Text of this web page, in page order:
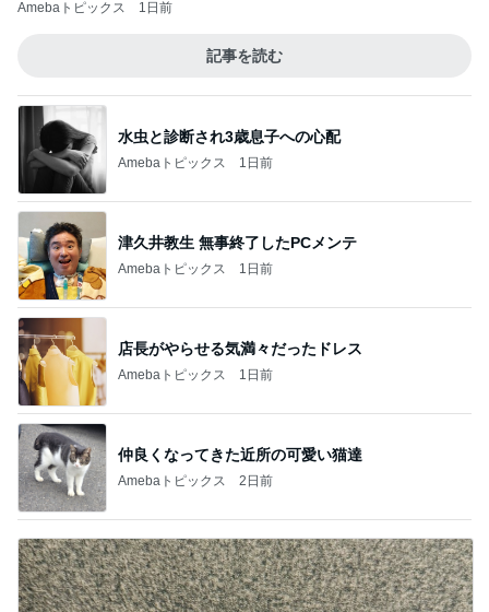
Amebaトピックス 1日前
記事を読む
水虫と診断され3歳息子への心配
Amebaトピックス 1日前
津久井教生 無事終了したPCメンテ
Amebaトピックス 1日前
店長がやらせる気満々だったドレス
Amebaトピックス 1日前
仲良くなってきた近所の可愛い猫達
Amebaトピックス 2日前